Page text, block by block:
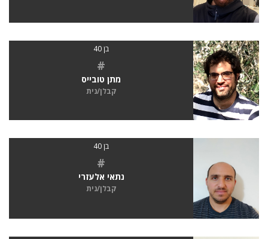
בן 40
#
מתן טובייס
קבלן/נית
בן 40
#
נתאי אלעזרי
קבלן/נית